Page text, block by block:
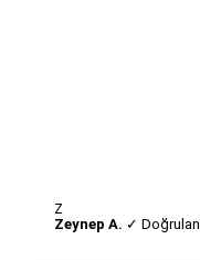
Z
Zeynep A. ✓